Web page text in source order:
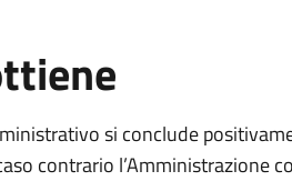
si conclude
contrario l’Amministrazione